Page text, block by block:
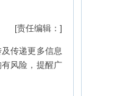
[责任编辑：]
传递更多信息
风险，提醒广